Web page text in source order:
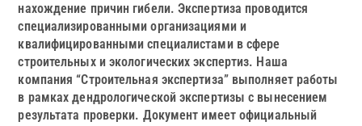
нахождение причин гибели. Экспертиза проводится
специализированными организациями и
квалифицированными специалистами в сфере
строительных и экологических экспертиз. Наша
компания “Строительная экспертиза” выполняет работы
в рамках дендрологической экспертизы с вынесением
результата проверки. Документ имеет официальный